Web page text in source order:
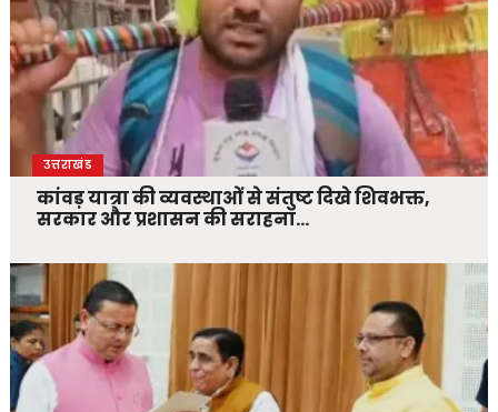
उत्तराखंड
कांवड़ यात्रा की व्यवस्थाओं से संतुष्ट दिखे शिवभक्त,
सरकार और प्रशासन की सराहना…